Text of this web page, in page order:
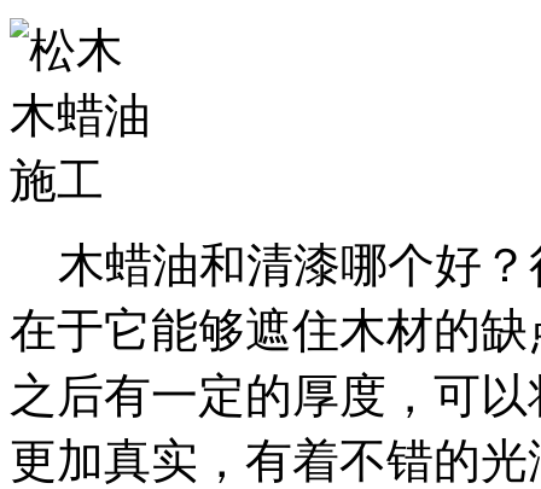
木蜡油和清漆哪个好？
在于它能够遮住木材的
之后有一定的厚度，可
更加真实，有着不错的